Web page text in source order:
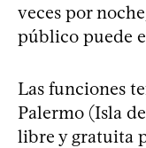
veces por
público puede
Las funciones
Palermo (Isla
libre y gratuita